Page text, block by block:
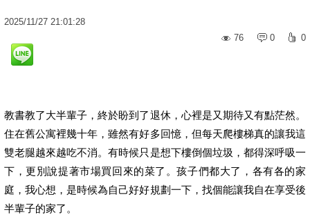
2025/11/27 21:01:28
76
0 0
教書教了大半輩子，終於盼到了退休，心裡是又期待又有點茫然。
住在舊公寓裡幾十年，雖然有好多回憶，但每天爬樓梯真的讓我這
雙老腿越來越吃不消。有時候只是想下樓倒個垃圾，都得深呼吸一
下，更別說提著市場買回來的菜了。孩子們都大了，各有各的家
庭，我心想，是時候為自己好好規劃一下，找個能讓我自在享受後
半輩子的家了。